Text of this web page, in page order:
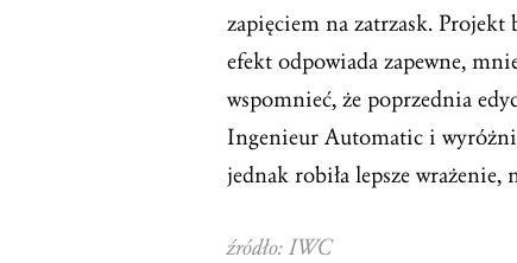
zapięciem na zatrzask. Projekt
efekt odpowiada zapewne,
wspomnieć, że poprzednia
Ingenieur Automatic i
jednak robiła lepsze wrażenie,
źródło: IWC